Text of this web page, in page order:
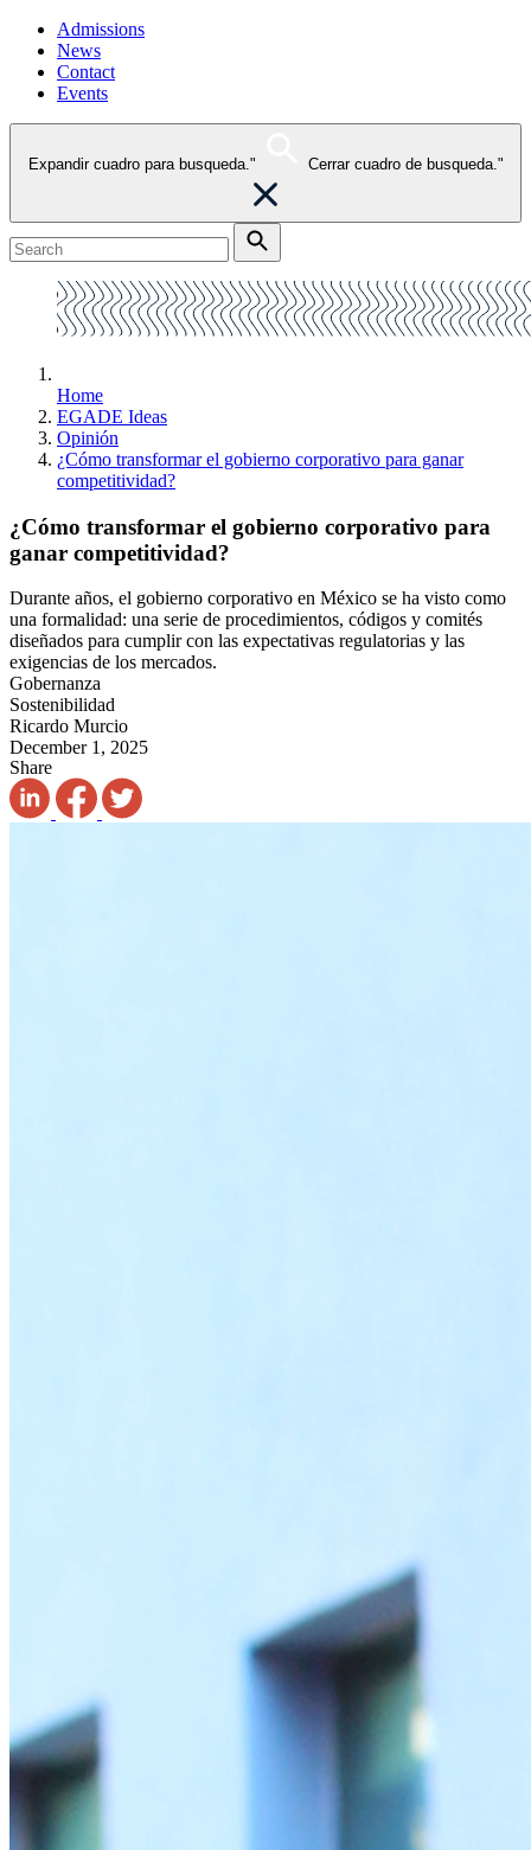
Admissions
News
Contact
Events
Expandir cuadro para busqueda." Cerrar cuadro de busqueda."
Home
EGADE Ideas
Opinión
¿Cómo transformar el gobierno corporativo para ganar
competitividad?
¿Cómo transformar el gobierno corporativo para
ganar competitividad?
Durante años, el gobierno corporativo en México se ha visto como
una formalidad: una serie de procedimientos, códigos y comités
diseñados para cumplir con las expectativas regulatorias y las
exigencias de los mercados.
Gobernanza
Sostenibilidad
Ricardo Murcio
December 1, 2025
Share